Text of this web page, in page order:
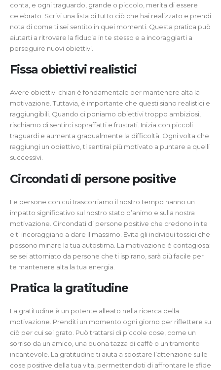
conta, e ogni traguardo, grande o piccolo, merita di essere
celebrato. Scrivi una lista di tutto ciò che hai realizzato e prendi
nota di come ti sei sentito in quei momenti. Questa pratica può
aiutarti a ritrovare la fiducia in te stesso e a incoraggiarti a
perseguire nuovi obiettivi.
Fissa obiettivi realistici
Avere obiettivi chiari è fondamentale per mantenere alta la
motivazione. Tuttavia, è importante che questi siano realistici e
raggiungibili. Quando ci poniamo obiettivi troppo ambiziosi,
rischiamo di sentirci sopraffatti e frustrati. Inizia con piccoli
traguardi e aumenta gradualmente la difficoltà. Ogni volta che
raggiungi un obiettivo, ti sentirai più motivato a puntare a quelli
successivi.
Circondati di persone positive
Le persone con cui trascorriamo il nostro tempo hanno un
impatto significativo sul nostro stato d’animo e sulla nostra
motivazione. Circondati di persone positive che credono in te
e ti incoraggiano a dare il massimo. Evita gli individui tossici che
possono minare la tua autostima. La motivazione è contagiosa:
se sei attorniato da persone che ti ispirano, sarà più facile per
te mantenere alta la tua energia.
Pratica la gratitudine
La gratitudine è un potente alleato nella ricerca della
motivazione. Prenditi un momento ogni giorno per riflettere su
ciò per cui sei grato. Può trattarsi di piccole cose, come un
sorriso da un amico, una buona tazza di caffè o un tramonto
incantevole. La gratitudine ti aiuta a spostare l’attenzione sulle
cose positive della tua vita, permettendoti di affrontare le sfide